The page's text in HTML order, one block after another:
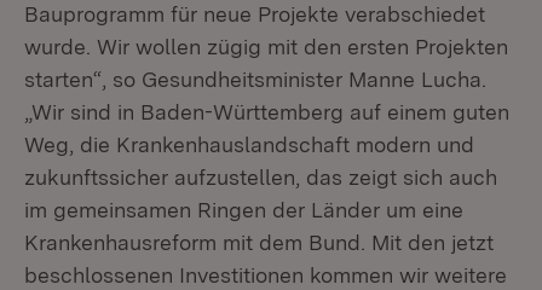
Bauprogramm für neue Projekte verabschiedet
wurde. Wir wollen zügig mit den ersten Projekten
starten“, so Gesundheitsminister Manne Lucha.
„Wir sind in Baden-Württemberg auf einem guten
Weg, die Krankenhauslandschaft modern und
zukunftssicher aufzustellen, das zeigt sich auch
im gemeinsamen Ringen der Länder um eine
Krankenhausreform mit dem Bund. Mit den jetzt
beschlossenen Investitionen kommen wir weitere